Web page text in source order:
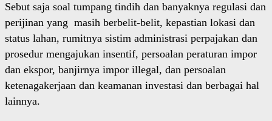
Sebut saja soal tumpang tindih dan banyaknya regulasi dan
perijinan yang masih berbelit-belit, kepastian lokasi dan
status lahan, rumitnya sistim administrasi perpajakan dan
prosedur mengajukan insentif, persoalan peraturan impor
dan ekspor, banjirnya impor illegal, dan persoalan
ketenagakerjaan dan keamanan investasi dan berbagai hal
lainnya.